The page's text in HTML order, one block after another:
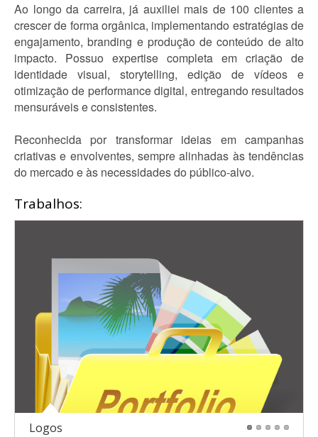
Ao longo da carreira, já auxiliei mais de 100 clientes a
crescer de forma orgânica, implementando estratégias de
engajamento, branding e produção de conteúdo de alto
impacto. Possuo expertise completa em criação de
identidade visual, storytelling, edição de vídeos e
otimização de performance digital, entregando resultados
mensuráveis e consistentes.
Reconhecida por transformar ideias em campanhas
criativas e envolventes, sempre alinhadas às tendências
do mercado e às necessidades do público-alvo.
Trabalhos:
Logos